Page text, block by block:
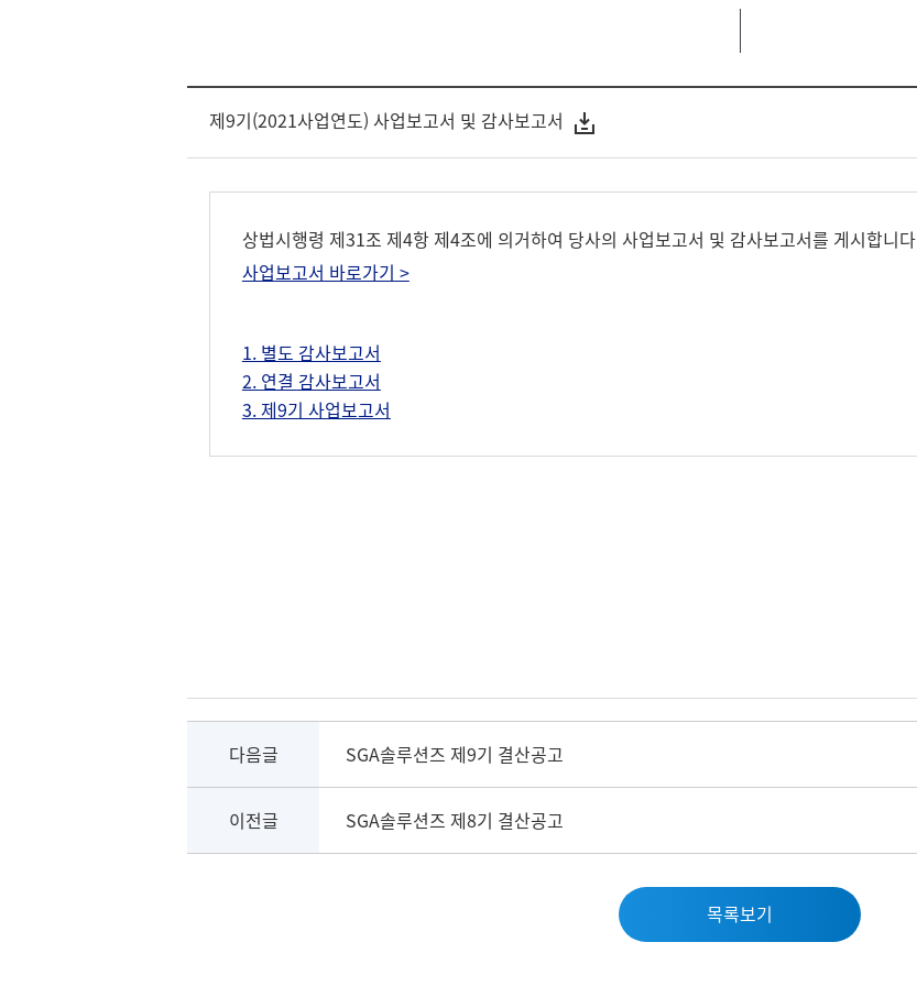
제9기(2021사업연도) 사업보고서 및 감사보고서
상법시행령 제31조 제4항 제4조에 의거하여 당사의 사업보고서 및 감사보고서를 게시합니다
사업보고서 바로가기 >
1. 별도 감사보고서
2. 연결 감사보고서
3. 제9기 사업보고서
다음글 SGA솔루션즈 제9기 결산공고
이전글 SGA솔루션즈 제8기 결산공고
목록보기